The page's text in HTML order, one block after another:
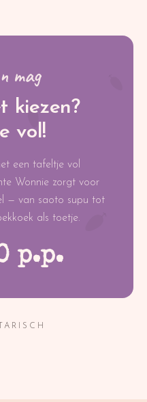
mag
kiezen?
vol!
een tafeltje vol
Wonnie zorgt voor
— van saoto supu tot
als toetje.
p.p.